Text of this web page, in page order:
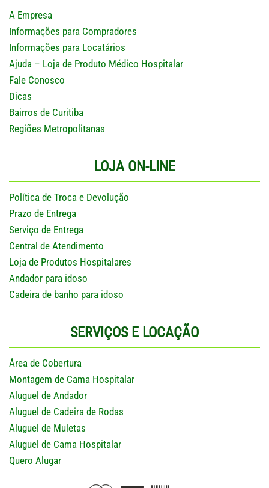
A Empresa
Informações para Compradores
Informações para Locatários
Ajuda – Loja de Produto Médico Hospitalar
Fale Conosco
Dicas
Bairros de Curitiba
Regiões Metropolitanas
LOJA ON-LINE
Política de Troca e Devolução
Prazo de Entrega
Serviço de Entrega
Central de Atendimento
Loja de Produtos Hospitalares
Andador para idoso
Cadeira de banho para idoso
SERVIÇOS E LOCAÇÃO
Área de Cobertura
Montagem de Cama Hospitalar
Aluguel de Andador
Aluguel de Cadeira de Rodas
Aluguel de Muletas
Aluguel de Cama Hospitalar
Quero Alugar